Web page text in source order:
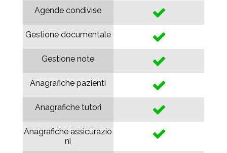
Agende condivise
Gestione documentale
Gestione note
Anagrafiche pazienti
Anagrafiche tutori
Anagrafiche assicurazio
ni